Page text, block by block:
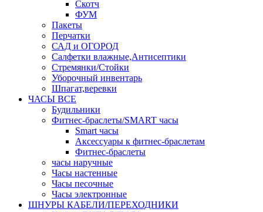
Скотч
ФУМ
Пакеты
Перчатки
САД и ОГОРОД
Салфетки влажные,Антисептики
Стремянки/Стойки
Уборочный инвентарь
Шпагат,веревки
ЧАСЫ ВСЕ
Будильники
Фитнес-браслеты/SMART часы
Smart часы
Аксессуары к фитнес-браслетам
Фитнес-браслеты
часы наручные
Часы настенные
Часы песочные
Часы электронные
ШНУРЫ КАБЕЛИ/ПЕРЕХОДНИКИ